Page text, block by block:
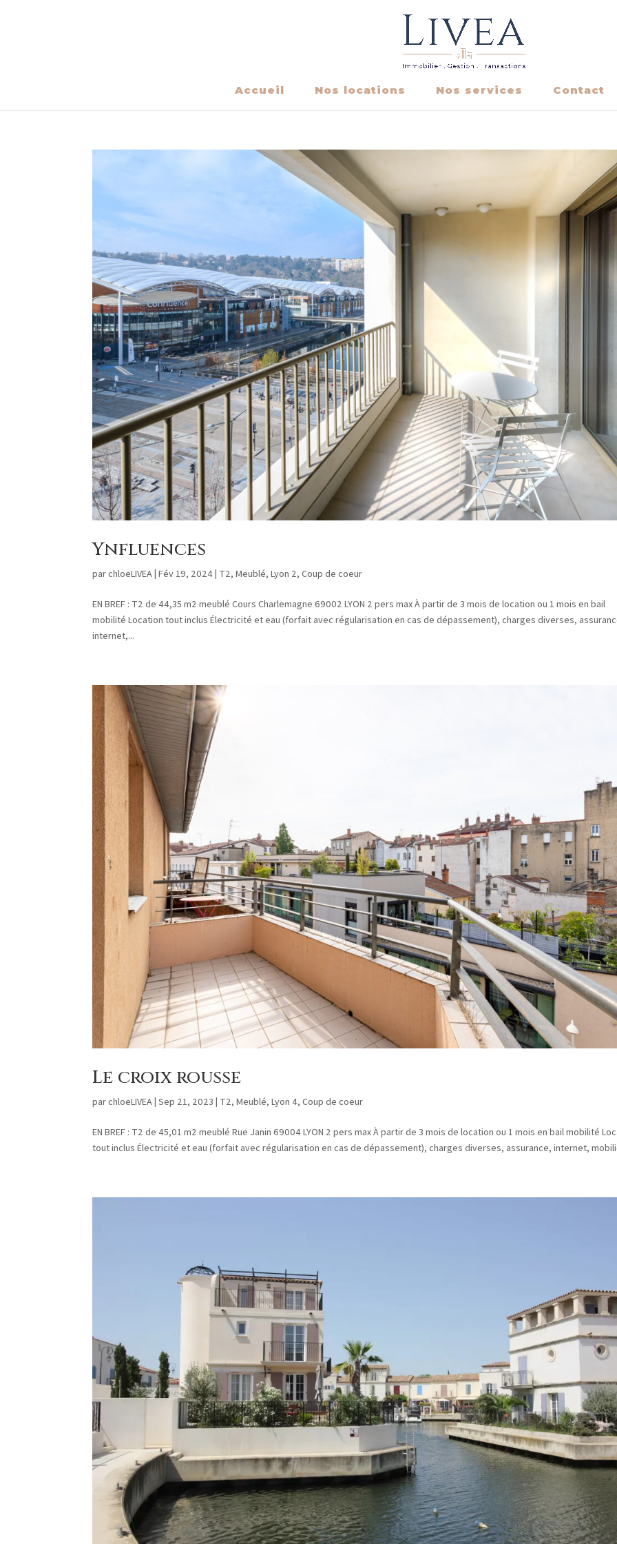
Accueil Nos locations Nos services Contact
Ynfluences
parchloeLIVEA|Fév 19, 2024| T2,Meublé,Lyon 2,Coup de coeur
EN BREF : T2 de 44,35 m2 meublé Cours Charlemagne 69002 LYON 2 pers max À partir de 3 mois de location ou 1 mois en bail
mobilité Location tout inclus Électricité et eau (forfait avec régularisation en cas de dépassement), charges diverses,
internet,...
Le croix rousse
parchloeLIVEA |Sep 21, 2023 T2,Meublé,Lyon 4,Coup de coeur
EN BREF : T2 de 45,01 m2 meublé Rue Janin 69004 LYON 2 pers max À partir de 3 mois de location ou 1 mois en bail mobilité
tout inclus Électricité et eau (forfait avec régularisation en cas de dépassement), charges diverses, assurance, internet,